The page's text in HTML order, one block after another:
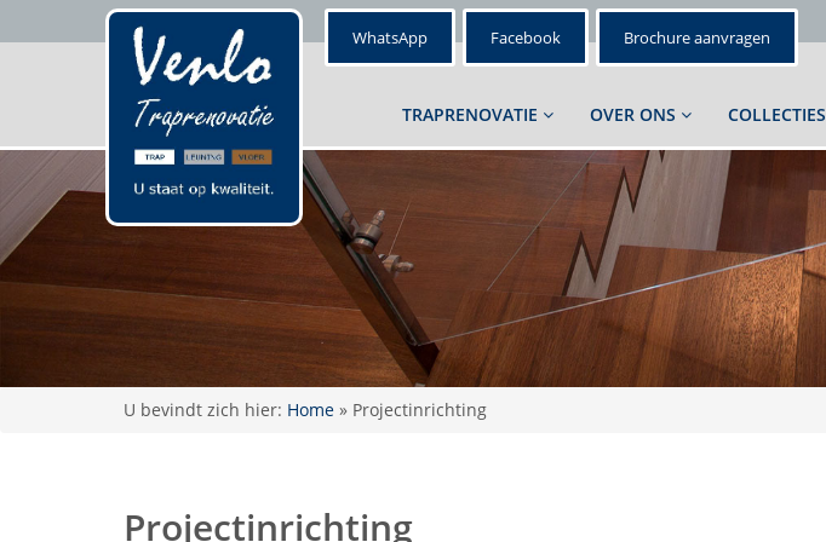
WhatsApp Facebook Brochure aanvragen
TRAPRENOVATIE OVER ONS COLLECTIES
U bevindt zich hier: Home » Projectinrichting
Projectinrichting